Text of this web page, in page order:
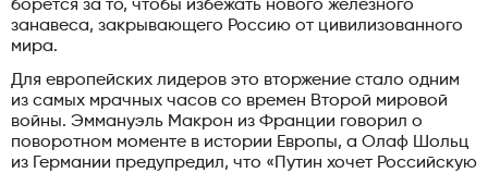
борется за то, чтобы избежать нового железного
занавеса, закрывающего Россию от цивилизованного
мира.
Для европейских лидеров это вторжение стало одним
из самых мрачных часов со времен Второй мировой
войны. Эммануэль Макрон из Франции говорил о
поворотном моменте в истории Европы, а Олаф Шольц
из Германии предупредил, что «Путин хочет Российскую